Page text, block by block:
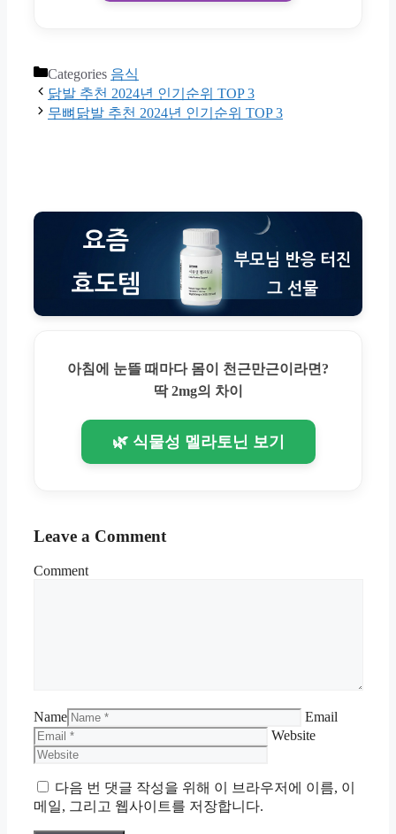
Categories 음식
닭발 추천 2024년 인기순위 TOP 3
무뼈닭발 추천 2024년 인기순위 TOP 3
아침에 눈뜰 때마다 몸이 천근만근이라면?
딱 2mg의 차이
🌿 식물성 멜라토닌 보기
Leave a Comment
Comment
Name
Email
Website
다음 번 댓글 작성을 위해 이 브라우저에 이름, 이
메일, 그리고 웹사이트를 저장합니다.